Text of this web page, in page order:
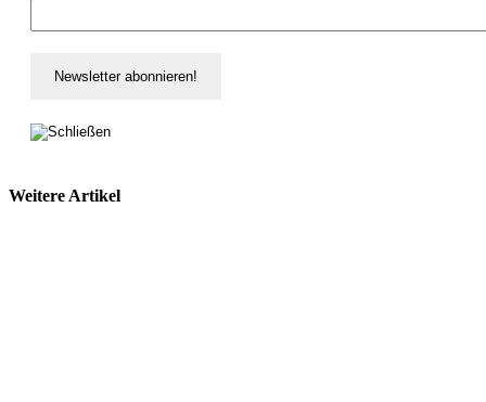
Weitere Artikel